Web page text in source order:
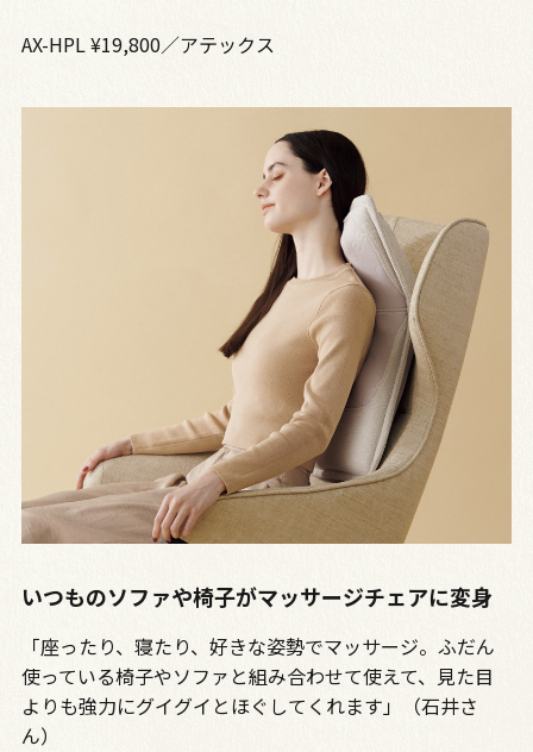
AX-HPL ¥19,800／アテックス
いつものソファや椅子がマッサージチェアに変身
「座ったり、寝たり、好きな姿勢でマッサージ。ふだん
使っている椅子やソファと組み合わせて使えて、見た目
よりも強力にグイグイとほぐしてくれます」（石井さ
ん）